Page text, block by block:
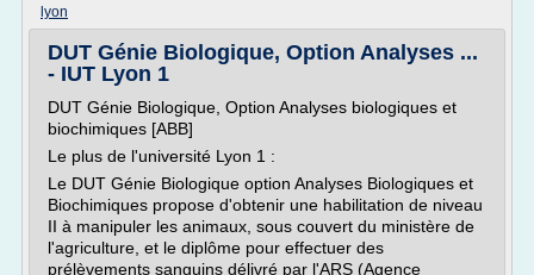
lyon
DUT Génie Biologique, Option Analyses ...
- IUT Lyon 1
DUT Génie Biologique, Option Analyses biologiques et
biochimiques [ABB]
Le plus de l'université Lyon 1 :
Le DUT Génie Biologique option Analyses Biologiques et
Biochimiques propose d'obtenir une habilitation de niveau
II à manipuler les animaux, sous couvert du ministère de
l'agriculture, et le diplôme pour effectuer des
prélèvements sanguins délivré par l'ARS (Agence